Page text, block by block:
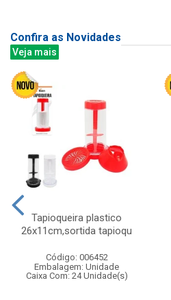
Confira as Novidades
Veja mais
Tapioqueira plastico
26x11cm,sortida tapioqu
Código: 006452
Embalagem: Unidade
Caixa Com: 24 Unidade(s)